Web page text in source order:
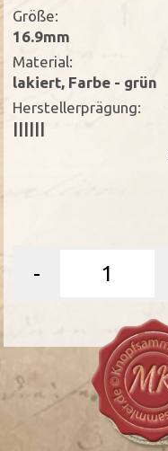
Größe:
16.9mm
Material:
lakiert, Farbe - grün
Herstellerprägung:
||||||
-